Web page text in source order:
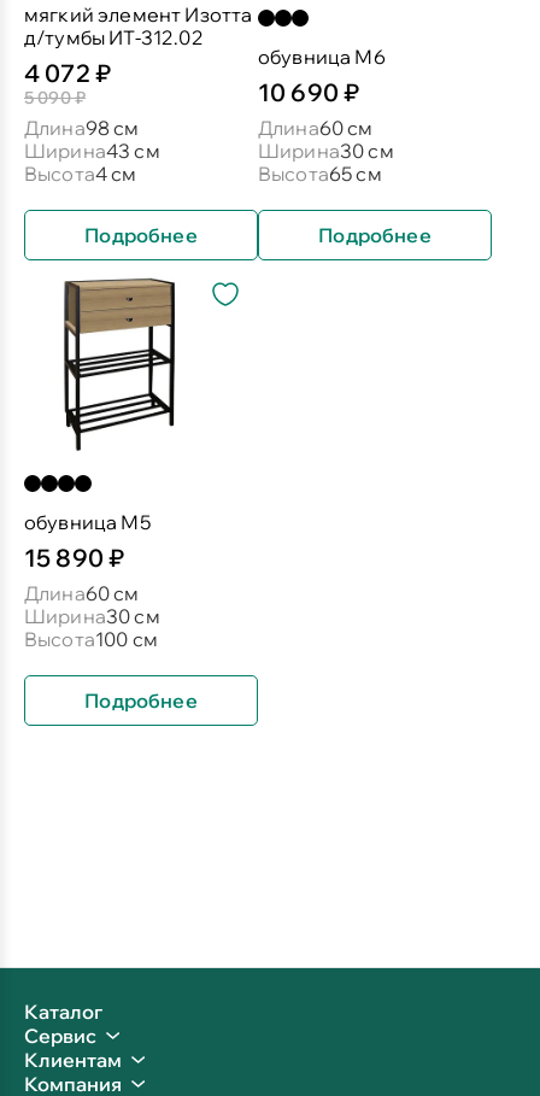
мягкий элемент Изотта
д/тумбы ИТ-312.02
4 072 ₽
5 090 ₽
Длина98 см
Ширина43 см
Высота4 см
Подробнее
обувница М6
10 690 ₽
Длина60 см
Ширина30 см
Высота65 см
Подробнее
обувница М5
15 890 ₽
Длина60 см
Ширина30 см
Высота100 см
Подробнее
Каталог
Сервис
Клиентам
Компания